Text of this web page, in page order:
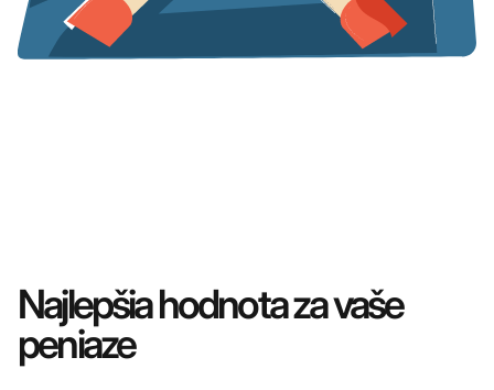
Najlepšia hodnota za vaše
peniaze